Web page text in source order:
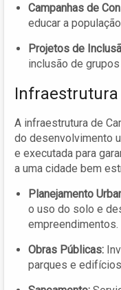
Campanhas de
educar a
Projetos de
inclusão de
A infraestrutura de
do desenvolvimento
e executada para
a uma cidade bem
Planejamento
o uso do solo e
empreendimentos.
Obras Públicas:
parques e